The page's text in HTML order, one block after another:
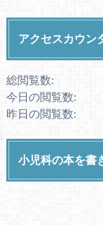
アクセスカウン
総閲覧数:
今日の閲覧数:
昨日の閲覧数:
小児科の本を書